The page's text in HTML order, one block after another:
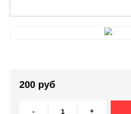
200 руб
- +